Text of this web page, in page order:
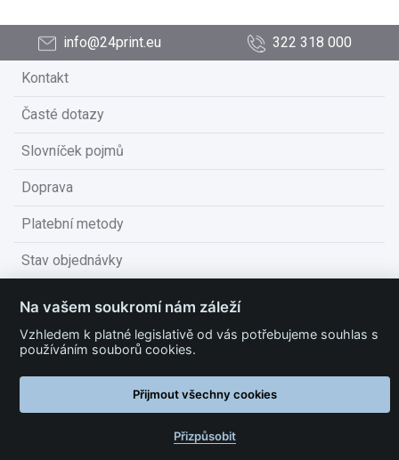
info@24print.eu 322 318 000
Kontakt
Časté dotazy
Slovníček pojmů
Doprava
Platební metody
Stav objednávky
Obchodní podmínky
Technické podmínky
Na vašem soukromí nám záleží
Vzhledem k platné legislativě od vás potřebujeme souhlas s
používáním souborů cookies.
Přijmout všechny cookies
Přizpůsobit